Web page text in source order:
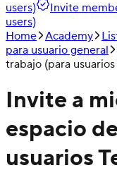
users)
Invite
users)
Home Academy
para usuario general
trabajo (para
Invite a
espacio
usuarios